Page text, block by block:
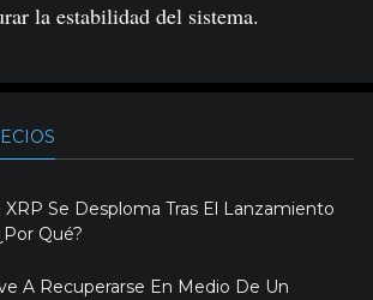
la estabilidad del sistema.
XRP Se Desploma Tras El Lanzamiento
Qué?
A Recuperarse En Medio De Un